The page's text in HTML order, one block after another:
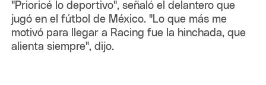
"Prioricé lo deportivo", señaló el delantero que
jugó en el fútbol de México. "Lo que más me
motivó para llegar a Racing fue la hinchada, que
alienta siempre", dijo.